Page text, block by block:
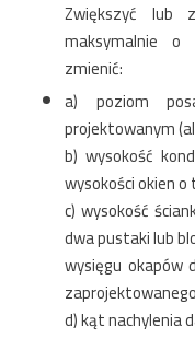
Zwiększyć lub
maksymalnie o
zmienić:
a) poziom
projektowanym
b) wysokość
wysokości okien
c) wysokość
dwa pustaki lub
wysięgu okapów
d) kąt nachylenia